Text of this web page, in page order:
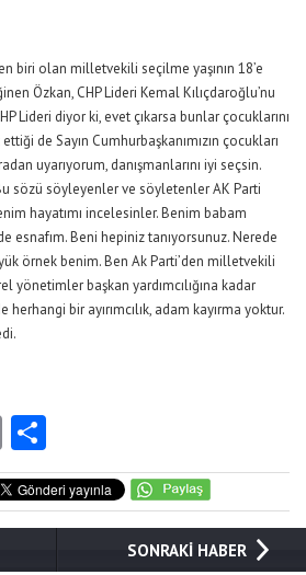
biri olan milletvekili seçilme yaşının 18’e
Özkan, CHP Lideri Kemal Kılıçdaroğlu’nu
Lideri diyor ki, evet çıkarsa bunlar çocuklarını
de Sayın Cumhurbaşkanımızın çocukları
uyarıyorum, danışmanlarını iyi seçsin.
sözü söyleyenler ve söyletenler AK Parti
hayatımı incelesinler. Benim babam
esnafım. Beni hepiniz tanıyorsunuz. Nerede
örnek benim. Ben Ak Parti’den milletvekili
yönetimler başkan yardımcılığına kadar
bir ayırımcılık, adam kayırma yoktur.
Email
SONRAKİ HABER